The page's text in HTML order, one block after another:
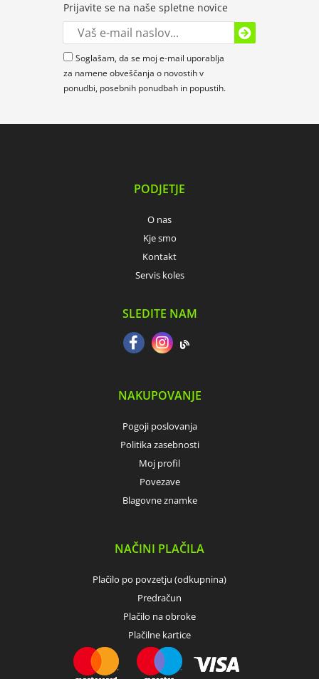
Prijavite se na naše spletne novice
Soglašam, da se moj e-mail uporablja
za namene obveščanja o novostih v
ponudbi, posebnih ponudbah in popustih.
PODJETJE
O nas
Kje smo
Kontakt
Servis koles
SLEDITE NAM
NAKUPOVANJE
Pogoji poslovanja
Politika zasebnosti
Moj profil
Povezave
Blagovne znamke
NAČINI PLAČILA
Plačilo po povzetju (odkupnina)
Predračun
Plačilo na obroke
Plačilne kartice